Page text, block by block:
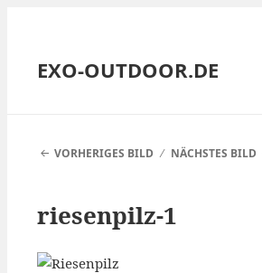
EXO-OUTDOOR.DE
VORHERIGES BILD
NÄCHSTES BILD
riesenpilz-1